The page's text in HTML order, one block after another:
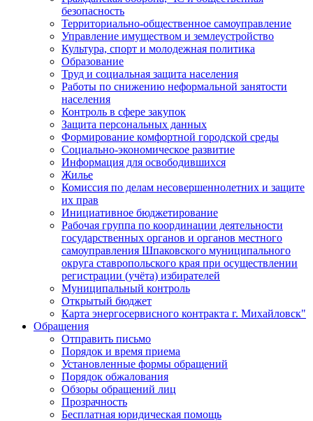
безопасность
Территориально-общественное самоуправление
Управление имуществом и землеустройство
Культура, спорт и молодежная политика
Образование
Труд и социальная защита населения
Работы по снижению неформальной занятости
населения
Контроль в сфере закупок
Защита персональных данных
Формирование комфортной городской среды
Социально-экономическое развитие
Информация для освободившихся
Жилье
Комиссия по делам несовершеннолетних и защите
их прав
Инициативное бюджетирование
Рабочая группа по координации деятельности
государственных органов и органов местного
самоуправления Шпаковского муниципального
округа ставропольского края при осуществлении
регистрации (учёта) избирателей
Муниципальный контроль
Открытый бюджет
Карта энергосервисного контракта г. Михайловск"
Обращения
Отправить письмо
Порядок и время приема
Установленные формы обращений
Порядок обжалования
Обзоры обращений лиц
Прозрачность
Бесплатная юридическая помощь